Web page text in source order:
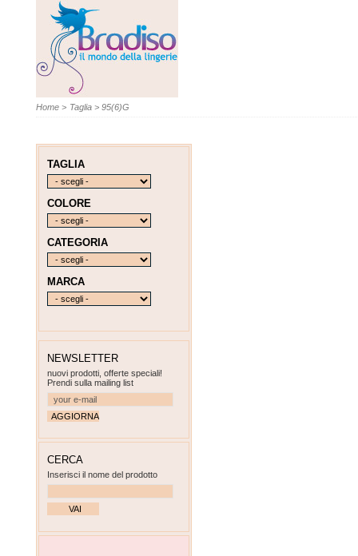
Home > Taglia > 95(6)G
TAGLIA
COLORE
CATEGORIA
MARCA
NEWSLETTER
nuovi prodotti, offerte speciali!
Prendi sulla mailing list
CERCA
Inserisci il nome del prodotto